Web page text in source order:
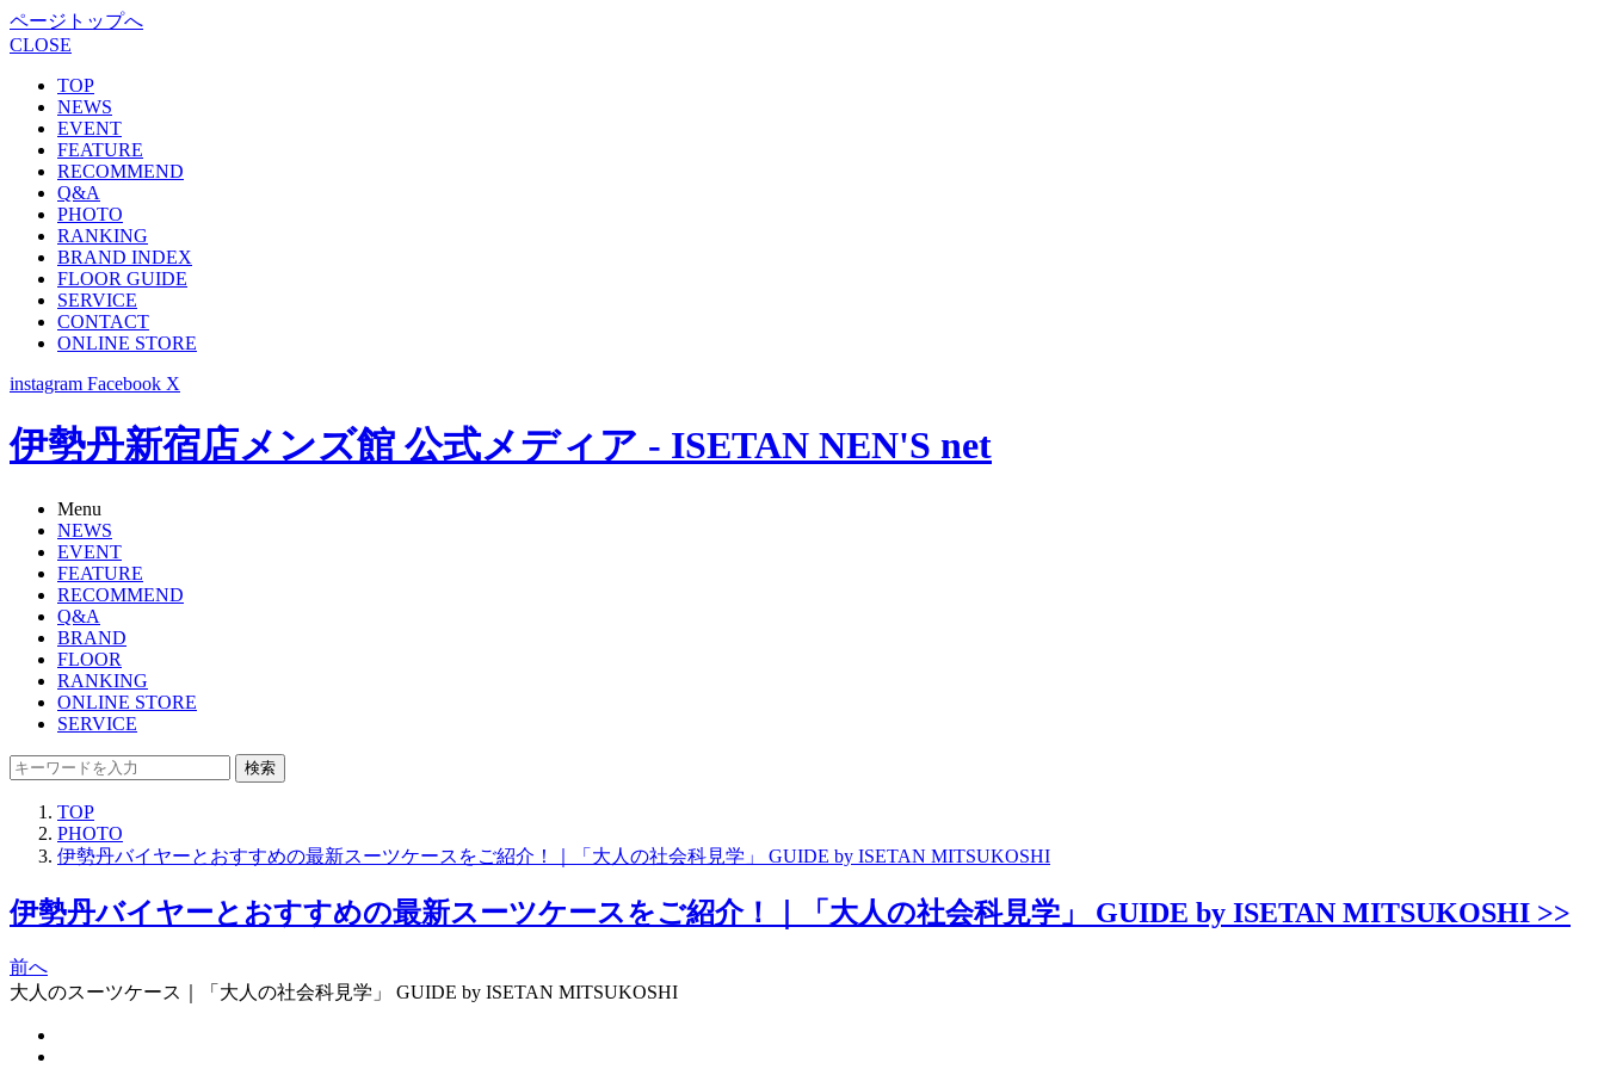
ページトップへ
CLOSE
TOP
NEWS
EVENT
FEATURE
RECOMMEND
Q&A
PHOTO
RANKING
BRAND INDEX
FLOOR GUIDE
SERVICE
CONTACT
ONLINE STORE
instagram Facebook X
伊勢丹新宿店メンズ館 公式メディア - ISETAN NEN'S net
Menu
NEWS
EVENT
FEATURE
RECOMMEND
Q&A
BRAND
FLOOR
RANKING
ONLINE STORE
SERVICE
検索
TOP
PHOTO
伊勢丹バイヤーとおすすめの最新スーツケースをご紹介！｜「大人の社会科見学」 GUIDE by ISETAN MITSUKOSHI
伊勢丹バイヤーとおすすめの最新スーツケースをご紹介！｜「大人の社会科見学」 GUIDE by ISETAN MITSUKOSHI >>
前へ
大人のスーツケース｜「大人の社会科見学」 GUIDE by ISETAN MITSUKOSHI